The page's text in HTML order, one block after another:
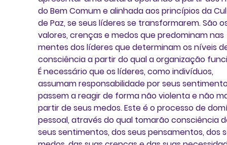
do Bem Comum e alinhada aos princípios da
de Paz, se seus líderes se transformarem. São
valores, crenças e medos que predominam nas
mentes dos líderes que determinam os níveis
consciência a partir do qual a organização
É necessário que os líderes, como indivíduos,
assumam responsabilidade por seus
passem a reagir de forma não violenta e não
partir de seus medos. Este é o processo de
pessoal, através do qual tomarão consciência
seus sentimentos, dos seus pensamentos, dos